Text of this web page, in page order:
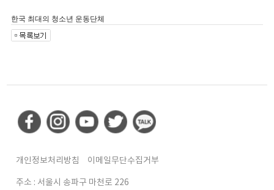
한국 최대의 청소년 운동단체
개인정보처리방침
이메일무단수집거부
주소 : 서울시 송파구 마천로 226